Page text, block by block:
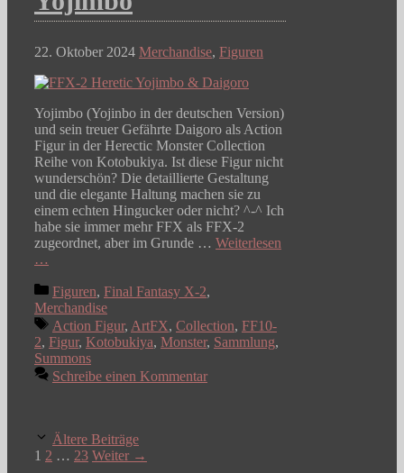
22. Oktober 2024 Merchandise, Figuren
Yojimbo (Yojinbo in der deutschen Version)
und sein treuer Gefährte Daigoro als Action
Figur in der Herectic Monster Collection
Reihe von Kotobukiya. Ist diese Figur nicht
wunderschön? Die detaillierte Gestaltung
und die elegante Haltung machen sie zu
einem echten Hingucker oder nicht? ^-^ Ich
habe sie immer mehr FFX als FFX-2
zugeordnet, aber im Grunde … Weiterlesen
…
Kategorien
Figuren, Final Fantasy X-2,
Merchandise
Schlagwörter
Action Figur, ArtFX, Collection, FF10-
2, Figur, Kotobukiya, Monster, Sammlung,
Summons
Schreibe einen Kommentar
Ältere Beiträge
Seite
1 Seite
2 … Seite
23 Weiter →